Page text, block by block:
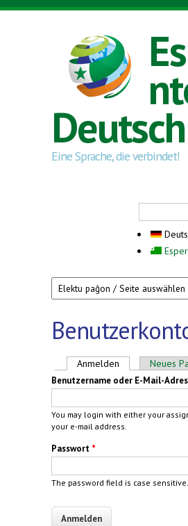
Direkt zum Inhalt
Eine Sprache, die verbindet!
Haupt-Reiter
Anmelden (aktiver Reiter)
Neues
Benutzername oder E-Mail-
You may login with either your
your e-mail address.
Passwort *
The password field is case sensitive.